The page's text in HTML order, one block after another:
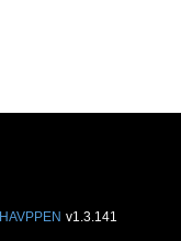
HAVPPEN v1.3.141